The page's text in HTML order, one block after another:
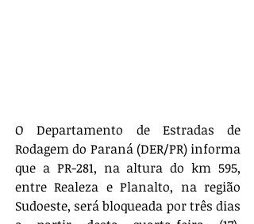
O Departamento de Estradas de
Rodagem do Paraná (DER/PR) informa
que a PR-281, na altura do km 595,
entre Realeza e Planalto, na região
Sudoeste, será bloqueada por três dias